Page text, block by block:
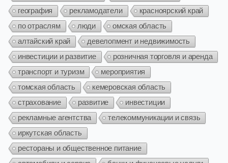
география
рекламодатели
красноярский край
по отраслям
люди
омская область
алтайский край
девелопмент и недвижимость
инвестиции и развитие
розничная торговля и аренда
транспорт и туризм
мероприятия
томская область
кемеровская область
страхование
развитие
инвестиции
рекламные агентства
телекоммуникации и связь
иркутская область
рестораны и общественное питание